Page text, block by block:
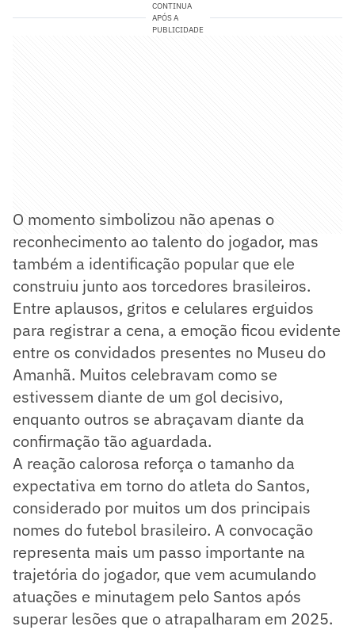
CONTINUA
APÓS A
PUBLICIDADE
O momento simbolizou não apenas o
reconhecimento ao talento do jogador, mas
também a identificação popular que ele
construiu junto aos torcedores brasileiros.
Entre aplausos, gritos e celulares erguidos
para registrar a cena, a emoção ficou evidente
entre os convidados presentes no Museu do
Amanhã. Muitos celebravam como se
estivessem diante de um gol decisivo,
enquanto outros se abraçavam diante da
confirmação tão aguardada.
A reação calorosa reforça o tamanho da
expectativa em torno do atleta do Santos,
considerado por muitos um dos principais
nomes do futebol brasileiro. A convocação
representa mais um passo importante na
trajetória do jogador, que vem acumulando
atuações e minutagem pelo Santos após
superar lesões que o atrapalharam em 2025.